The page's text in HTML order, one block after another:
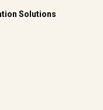
Solutions